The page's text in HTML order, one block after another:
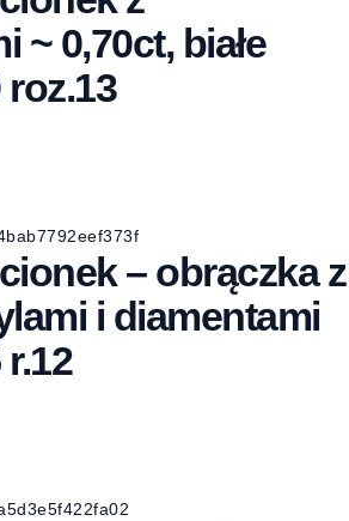
~ 0,70ct, białe
roz.13
– obrączka z
i diamentami
r.12